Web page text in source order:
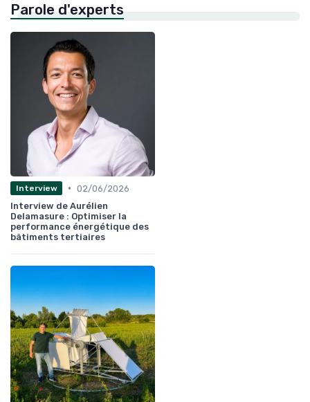
Parole d'experts
Interview • 02/06/2026
Interview de Aurélien
Delamasure : Optimiser la
performance énergétique des
bâtiments tertiaires